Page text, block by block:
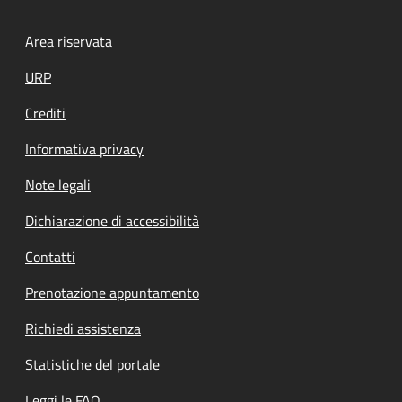
Footer menu
Area riservata
URP
Crediti
Informativa privacy
Note legali
Dichiarazione di accessibilità
Contatti
Prenotazione appuntamento
Richiedi assistenza
Statistiche del portale